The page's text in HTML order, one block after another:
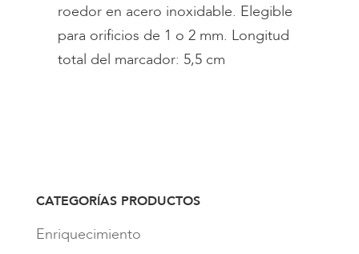
roedor en acero inoxidable. Elegible
para orificios de 1 o 2 mm. Longitud
total del marcador: 5,5 cm
CATEGORÍAS PRODUCTOS
Enriquecimiento